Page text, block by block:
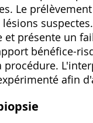
Le
présente un
bénéfice-
procédure.
afin